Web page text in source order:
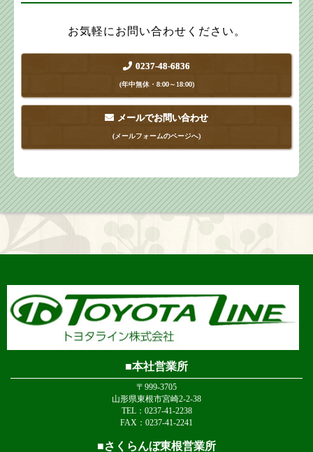
お気軽にお問い合わせください。
0237-48-6836
(年中無休・8:00～18:00)
メールでお問い合わせ
(メールフォームのページへ)
本社営業所
〒999-3705
山形県東根市宮崎2-2-38
TEL：0237-41-2238
FAX：0237-41-2241
さくらんぼ東根営業所